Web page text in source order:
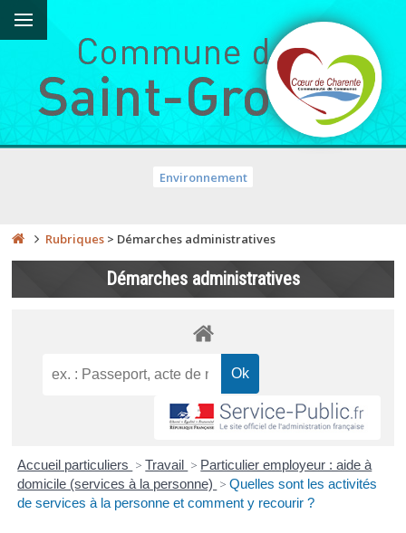
Environnement
Rubriques > Démarches administratives
Démarches administratives
Accueil particuliers > Travail > Particulier employeur : aide à
domicile (services à la personne) > Quelles sont les activités
de services à la personne et comment y recourir ?